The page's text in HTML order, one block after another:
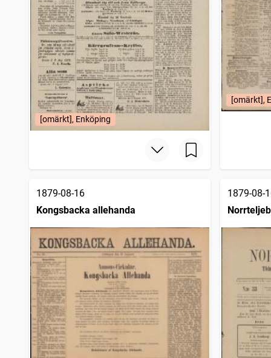
[omärkt], Enköping
[omärkt],
1879-08-16
Kongsbacka allehanda
1879-08-